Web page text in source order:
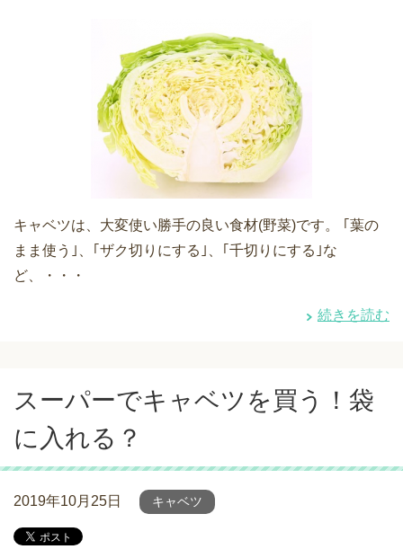
キャベツは、大変使い勝手の良い食材(野菜)です。 ｢葉の
まま使う｣、｢ザク切りにする｣、｢千切りにする｣な
ど、・・・
続きを読む
スーパーでキャベツを買う！袋
に入れる？
2019年10月25日 キャベツ